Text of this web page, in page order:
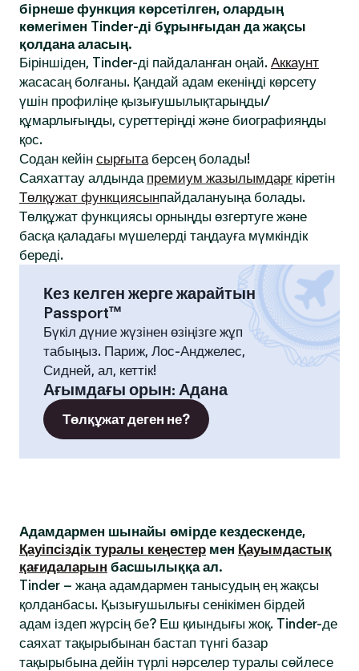
бірнеше функция көрсетілген, олардың
көмегімен Tinder-ді бұрынғыдан да жақсы
қолдана аласың.
Біріншіден, Tinder-ді пайдаланған оңай. Аккаунт
жасасаң болғаны. Қандай адам екеніңді көрсету
үшін профиліңе қызығушылықтарыңды/
құмарлығыңды, суреттеріңді және биографияңды
қос.
Содан кейін сырғытаберсең болады!
Саяхаттау алдында премиум жазылымдарғ кіретін
Төлқұжат функциясынпайдалануыңа болады.
Төлқұжат функциясы орныңды өзгертуге және
басқа қаладағы мүшелерді таңдауға мүмкіндік
береді.
Кез келген жерге жарайтын
Passport™
Бүкіл дүние жүзінен өзіңізге жұп
табыңыз. Париж, Лос-Анджелес,
Сидней, ал, кеттік!
Ағымдағы орын: Адана
Төлқұжат деген не?
Адамдармен шынайы өмірде кездескенде,
Қауіпсіздік туралы кеңестер мен Қауымдастық
қағидаларын басшылыққа ал.
Tinder – жаңа адамдармен танысудың ең жақсы
қолданбасы. Қызығушылығы сенікімен бірдей
адам іздеп жүрсің бе? Еш қиындығы жоқ. Tinder-де
саяхат тақырыбынан бастап түнгі базар
тақырыбына дейін түрлі нәрселер туралы сөйлесе